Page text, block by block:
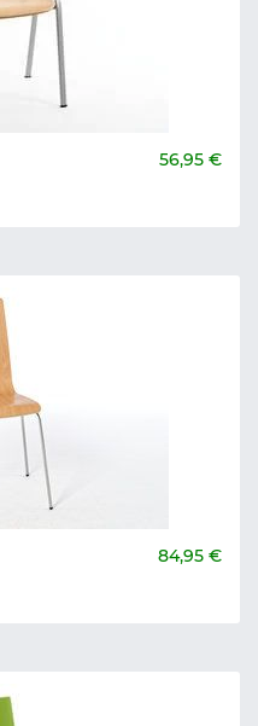
56,95 €
84,95 €